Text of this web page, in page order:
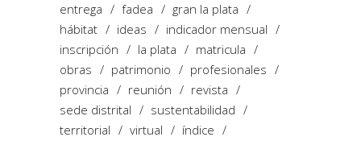
entrega
fadea
gran la plata
hábitat
ideas
indicador mensual
inscripción
la plata
matricula
obras
patrimonio
profesionales
provincia
reunión
revista
sede distrital
sustentabilidad
territorial
virtual índice